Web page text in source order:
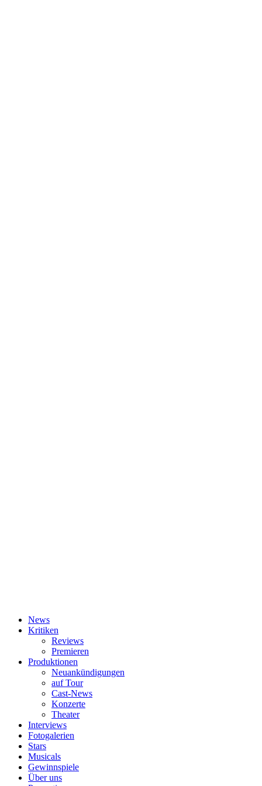
News
Kritiken
Reviews
Premieren
Produktionen
Neuankündigungen
auf Tour
Cast-News
Konzerte
Theater
Interviews
Fotogalerien
Stars
Musicals
Gewinnspiele
Über uns